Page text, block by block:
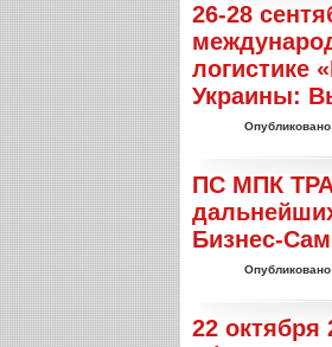
26-28
логистике
Украины:
ПС МПК
Бизнес-
22 октября